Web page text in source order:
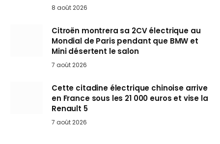
8 août 2026
Citroën montrera sa 2CV électrique au
Mondial de Paris pendant que BMW et
Mini désertent le salon
7 août 2026
Cette citadine électrique chinoise arrive
en France sous les 21 000 euros et vise la
Renault 5
7 août 2026